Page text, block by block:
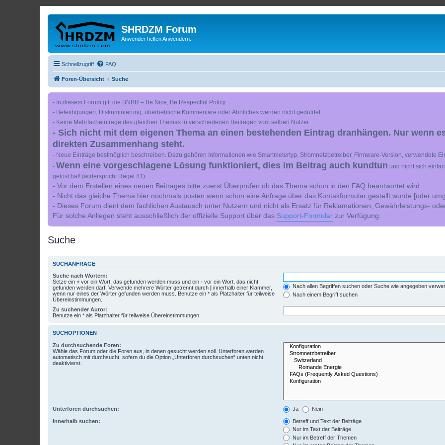
SHRDZM Forum
Anwender helfen Anwendern.
Schnellzugriff FAQ
Foren-Übersicht Suche
- In diesem Forum gilt die BNBR – Be Nice, Be Respectful Policy.
- Beleidigungen, Diskriminierung, überhebliche Kommentare oder Ähnliches werden nicht geduldet.
- Keine Mehrfacheinträge des gleichen Themas in verschiedenen Beiträgen vom selben Nutzer.
- Sich nicht mit dem eigenen Thema an einen bestehenden Eintrag dranhängen. Nur wenn
direkten Zusammenhang steht.
- Neue Einträge bestmöglich beschreiben. Dazu gehören Informationen wie Smartmetertyp, Stromnetzbetreiber, Firmware-Version, verwendete
- Wenn eine vorgeschlagene Lösung funktioniert, dies im Beitrag auch kundtun und nicht sich
gelöst hat! (widerspricht Regel #1)
- Vor dem Erstellen eines neuen Beitrages bitte zuerst Überprüfen ob das Thema schon in den FAQ beantwortet wird.
- Nicht das gleiche Thema hier nochmals posten wenn schon eine Anfrage über das Kontakformular gestellt wurde [oder
- Dieses Forum dient dem fachlichen Austausch unter Nutzern und nicht als Ersatz für Reklamationen, Gewährleistungs-
Für solche Anliegen steht ausschließlich der offizielle Support über das Support-Formular zur Verfügung.
Suche
SUCHANFRAGE
Suche nach Wörtern:
Setze ein + vor ein Wort, das gefunden werden muss und ein - vor ein Wort, das nicht
gefunden werden darf. Verwende mehrere Wörter getrennt durch | innerhalb einer Klammer,
wenn nur eines der Wörter gefunden werden muss. Benutze ein * als Platzhalter für teilweise
Übereinstimmungen.
Nach allen Begriffen suchen oder Suche wie angegeben
Nach einem Begriff suchen
Zu suchender Autor:
Benutze ein * als Platzhalter für teilweise Übereinstimmungen.
SUCHOPTIONEN
Zu durchsuchende Foren:
Wähle das Forum oder die Foren aus, in denen gesucht werden soll. Unterforen werden
automatisch mit durchsucht, sofern du die Option „Unterforen durchsuchen“ unten nicht
deaktivierst.
Unterforen durchsuchen: Ja Nein
Innerhalb suchen:
Betreff und Text der Beiträge
Nur im Text der Beiträge
Nur im Betreff der Themen